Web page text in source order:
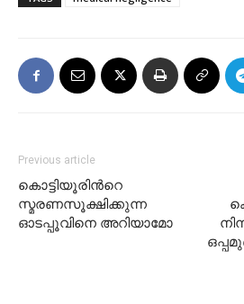
Previous article
കൊട്ടിയൂരിന്‍റെ
സ്മരണസൂക്ഷിക്കുന്ന
ഓടപ്പൂവിനെ അറിയാമോ